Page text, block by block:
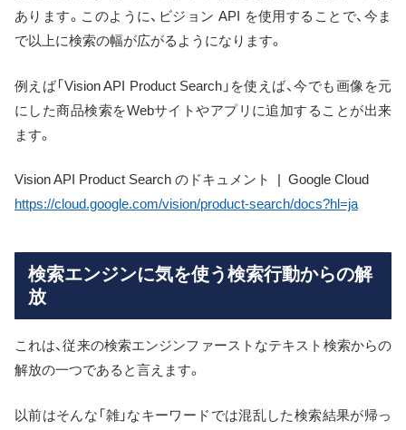
あります。このように、ビジョン API を使用することで、今ま
で以上に検索の幅が広がるようになります。
例えば「Vision API Product Search」を使えば、今でも画像を元
にした商品検索をWebサイトやアプリに追加することが出来
ます。
Vision API Product Search のドキュメント | Google Cloud
https://cloud.google.com/vision/product-search/docs?hl=ja
検索エンジンに気を使う検索行動からの解
放
これは、従来の検索エンジンファーストなテキスト検索からの
解放の一つであると言えます。
以前はそんな「雑」なキーワードでは混乱した検索結果が帰っ